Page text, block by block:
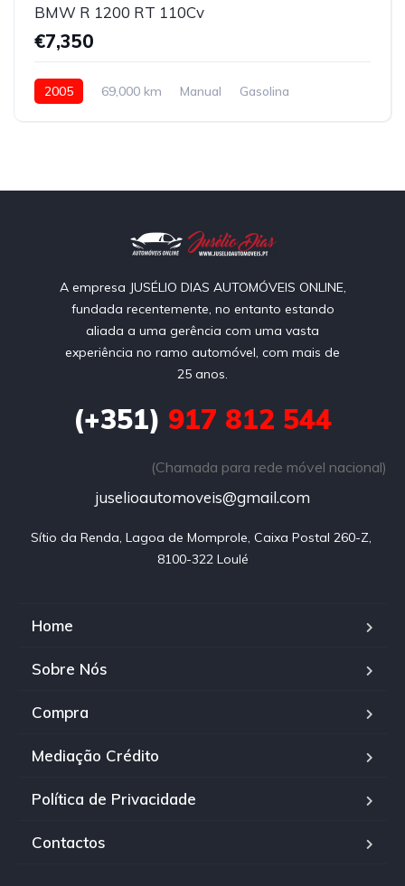
BMW R 1200 RT 110Cv
€7,350
2005 69,000 km Manual Gasolina
A empresa JUSÉLIO DIAS AUTOMÓVEIS ONLINE,
fundada recentemente, no entanto estando
aliada a uma gerência com uma vasta
experiência no ramo automóvel, com mais de
25 anos.
(+351) 917 812 544
(Chamada para rede móvel nacional)
juselioautomoveis@gmail.com
Sítio da Renda, Lagoa de Momprole, Caixa Postal 260-Z,
8100-322 Loulé
Home
Sobre Nós
Compra
Mediação Crédito
Política de Privacidade
Contactos